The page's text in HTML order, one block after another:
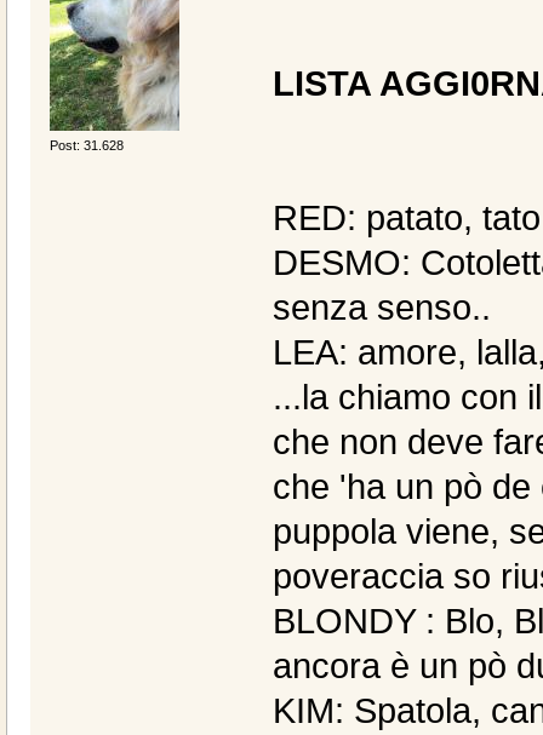
Post: 31.628
LISTA
RED: patato,
DESMO:
senza senso..
LEA: amore,
...la chiamo con
che non deve
che 'ha un pò
puppola viene,
poveraccia so
BLONDY : Blo,
ancora è un pò
KIM: Spatola,